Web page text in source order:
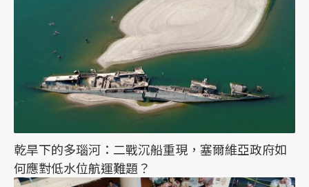
乾旱下的多瑙河：二戰沉船重現，塞爾維亞政府如
何應對低水位航運難題？